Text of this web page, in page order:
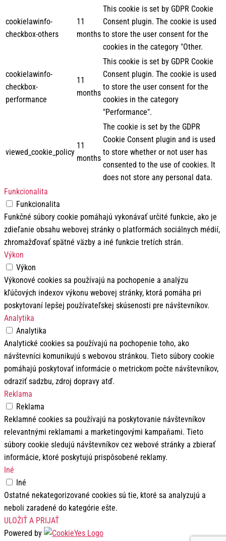
cookielawinfo-
checkbox-others
11
months
This cookie is set by GDPR Cookie
Consent plugin. The cookie is used
to store the user consent for the
cookies in the category "Other.
cookielawinfo-
checkbox-
performance
11
months
This cookie is set by GDPR Cookie
Consent plugin. The cookie is used
to store the user consent for the
cookies in the category
"Performance".
viewed_cookie_policy
11
months
The cookie is set by the GDPR
Cookie Consent plugin and is used
to store whether or not user has
consented to the use of cookies. It
does not store any personal data.
Funkcionalita
Funkcionalita
Funkčné súbory cookie pomáhajú vykonávať určité funkcie, ako je
zdieľanie obsahu webovej stránky o platformách sociálnych médií,
zhromažďovať spätné väzby a iné funkcie tretích strán.
Výkon
Výkon
Výkonové cookies sa používajú na pochopenie a analýzu
kľúčových indexov výkonu webovej stránky, ktorá pomáha pri
poskytovaní lepšej používateľskej skúsenosti pre návštevníkov.
Analytika
Analytika
Analytické cookies sa používajú na pochopenie toho, ako
návštevníci komunikujú s webovou stránkou. Tieto súbory cookie
pomáhajú poskytovať informácie o metrickom počte návštevníkov,
odraziť sadzbu, zdroj dopravy atď.
Reklama
Reklama
Reklamné cookies sa používajú na poskytovanie návštevníkov
relevantnými reklamami a marketingovými kampaňami. Tieto
súbory cookie sledujú návštevníkov cez webové stránky a zbierať
informácie, ktoré poskytujú prispôsobené reklamy.
Iné
Iné
Ostatné nekategorizované cookies sú tie, ktoré sa analyzujú a
neboli zaradené do kategórie ešte.
ULOŽIŤ A PRIJAŤ
Powered by